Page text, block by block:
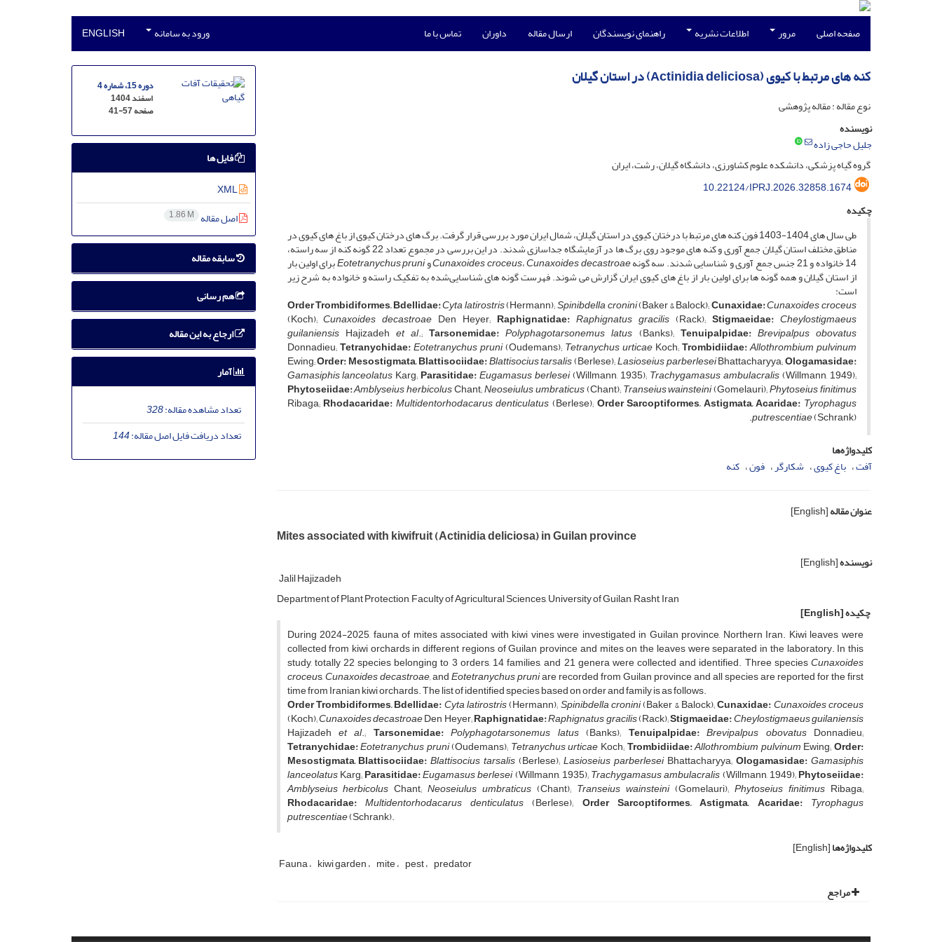
صفحه اصلی مرور اطلاعات نشریه راهنمای نویسندگان ارسال مقاله داوران تماس با ما ورود به سامانه ENGLISH
کنه های مرتبط با کیوی (Actinidia deliciosa) در استان گیلان
نوع مقاله : مقاله پژوهشی
نویسنده
جلیل حاجی زاده
گروه گیاه پزشکی، دانشکده علوم کشاورزی، دانشگاه گیلان، رشت، ایران
10.22124/IPRJ.2026.32858.1674
چکیده
طی سال ­های 1404-1403 فون کنه­ های مرتبط با درختان کیوی در استان گیلان، شمال ایران مورد بررسی قرار گرفت. برگ ­های درختان کیوی از باغ ­­های کیوی در
مناطق مختلف استان گیلان جمع­ آوری و کنه ­های موجود روی برگ­ ها در آزمایشگاه جداسازی شدند. در این بررسی در مجموع تعداد 22 گونه کنه از سه راسته،
14 خانواده و 21 جنس جمع ­آوری و شناسایی شدند. سه گونه Cunaxoides croceus،Cunaxoidesdecastroae وEotetranychus pruniبرای اولین بار
از استان گیلان و همه گونه ­ها برای اولین بار از باغ ­های کیوی ایران گزارش می­ شوند. فهرست گونه­ های شناسایی‌شده به تفکیک راسته و خانواده به شرح زیر
است:
Order Trombidiformes,Bdellidae:Cyta latirostris(Hermann);Spinibdella cronini(Baker & Balock);Cunaxidae:Cunaxoides croceus
(Koch);Cunaxoides decastroae Den Heyer; Raphignatidae:Raphignatus gracilis (Rack);Stigmaeidae:Cheylostigmaeus
guilaniensisHajizadeh et al.;Tarsonemidae:Polyphagotarsonemus latus (Banks); Tenuipalpidae: Brevipalpus obovatus
Donnadieu;Tetranychidae:Eotetranychus pruni(Oudemans);Tetranychus urticaeKoch;Trombidiidae:Allothrombium pulvinum
Ewing;Order: Mesostigmata,Blattisociidae:Blattisocius tarsalis(Berlese);Lasioseius parberleseiBhattacharyya;Ologamasidae:
Gamasiphis lanceolatusKarg;Parasitidae:Eugamasus berlesei(Willmann, 1935);Trachygamasus ambulacralis(Willmann, 1949);
Phytoseiidae:Amblyseius herbicolusChant;Neoseiulus umbraticus(Chant);Transeius wainsteini(Gomelauri);Phytoseius finitimus
Ribaga;Rhodacaridae:Multidentorhodacarusdenticulatus(Berlese);Order Sarcoptiformes, Astigmata, Acaridae: Tyrophagus
putrescentiae(Schrank).
کلیدواژه‌ها
آفت باغ کیوی شکارگر فون کنه
عنوان مقاله[English]
Mites associated with kiwifruit (Actinidia deliciosa) in Guilan province
نویسنده[English]
Jalil Hajizadeh
Department of Plant Protection, Faculty of Agricultural Sciences, University of Guilan, Rasht, Iran
چکیده[English]
During 2024-2025, fauna of mites associated with kiwi vines were investigated in Guilan province, Northern Iran. Kiwi leaves were
collected from kiwi orchards in different regions of Guilan province and mites on the leaves were separated in the laboratory. In this
study, totally 22 species belonging to 3 orders, 14 families, and 21 genera were collected and identified. Three speciesCunaxoides
croceus,Cunaxoidesdecastroae,andEotetranychus pruniare recorded from Guilan province and all species are reported for the first
time from Iranian kiwi orchards. The list of identified species based on order and family is as follows.
Order Trombidiformes,Bdellidae:Cyta latirostris(Hermann);Spinibdella cronini(Baker & Balock);Cunaxidae:Cunaxoides croceus
(Koch);Cunaxoides decastroaeDen Heyer;Raphignatidae:Raphignatus gracilis(Rack);Stigmaeidae:Cheylostigmaeus guilaniensis
Hajizadeh et al.; Tarsonemidae:Polyphagotarsonemus latus(Banks); Tenuipalpidae:Brevipalpus obovatusDonnadieu;
Tetranychidae:Eotetranychus pruni(Oudemans);Tetranychus urticaeKoch;Trombidiidae:Allothrombium pulvinumEwing;Order:
Mesostigmata,Blattisociidae: Blattisocius tarsalis(Berlese);Lasioseius parberleseiBhattacharyya;Ologamasidae:Gamasiphis
lanceolatusKarg;Parasitidae:Eugamasus berlesei(Willmann, 1935);Trachygamasus ambulacralis(Willmann, 1949);Phytoseiidae:
Amblyseius herbicolusChant;Neoseiulus umbraticus (Chant); Transeius wainsteini(Gomelauri);Phytoseius finitimus Ribaga;
Rhodacaridae: Multidentorhodacarus denticulatus (Berlese); Order Sarcoptiformes, Astigmata, Acaridae: Tyrophagus
putrescentiae(Schrank).
کلیدواژه‌ها[English]
Fauna kiwi garden mite pest predator
مراجع
دوره 15، شماره 4
اسفند 1404
صفحه41-57
فایل ها
XML
اصل مقاله 1.86 M
سابقه مقاله
هم رسانی
ارجاع به این مقاله
آمار
تعداد مشاهده مقاله:328
تعداد دریافت فایل اصل مقاله:144